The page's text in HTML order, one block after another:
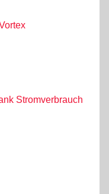
Stromverbrauch